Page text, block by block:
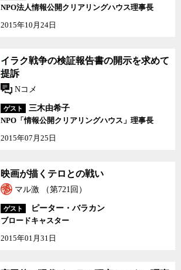
NPO法人情報公開クリアリングハウス理事長
2015年10月24日
イラク戦争の検証報告書の開示を求めて
提訴
Nコメ
ゲスト
三木由希子
NPO「情報公開クリアリングハウス」理事長
2015年07月25日
映画が描くテロとの戦い
マル激 （第721回）
ゲスト
ピーター・バラカン
ブロードキャスター
2015年01月31日